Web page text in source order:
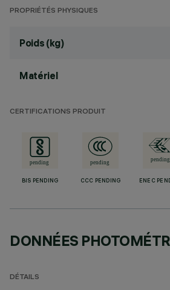
PROPRIÉTÉS PHYSIQUES
Poids (kg)
Matériel
CERTIFICATIONS PRODUIT
BIS PENDING CCC PENDING ENEC
DONNÉES
DÉTAILS